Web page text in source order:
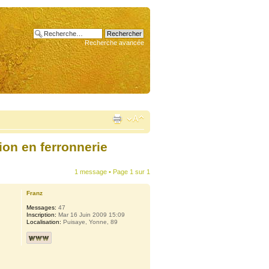
Recherche avancée
en ferronnerie
1 message • Page 1 sur 1
Franz
Messages: 47
Inscription: Mar 16 Juin 2009 15:09
Localisation: Puisaye, Yonne, 89